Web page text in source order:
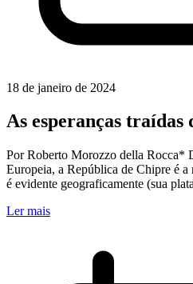
18 de janeiro de 2024
As esperanças traídas
Por Roberto Morozzo della Rocca*
Europeia, a República de Chipre é
é evidente geograficamente (sua
Ler mais